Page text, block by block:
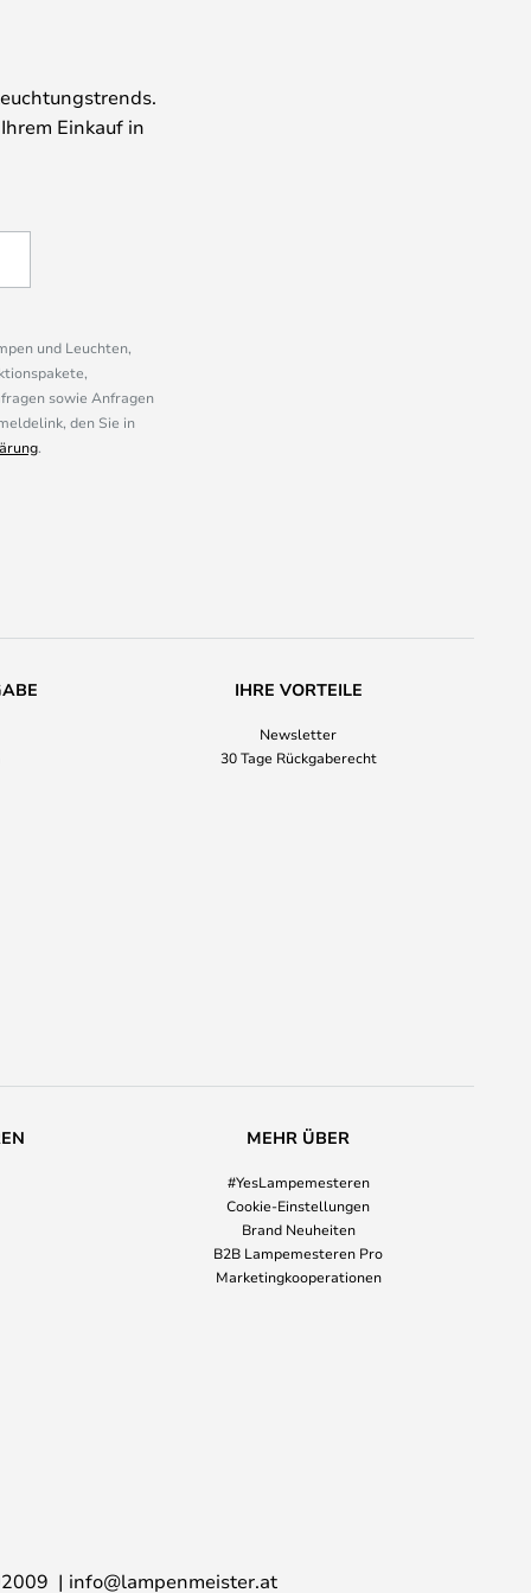
Einkauf in
und Leuchten,
sowie Anfragen
den Sie in
.
IHRE VORTEILE
Newsletter
30 Tage Rückgaberecht
MEHR ÜBER
#YesLampemesteren
Cookie-Einstellungen
Brand Neuheiten
B2B Lampemesteren Pro
Marketingkooperationen
info@lampenmeister.at